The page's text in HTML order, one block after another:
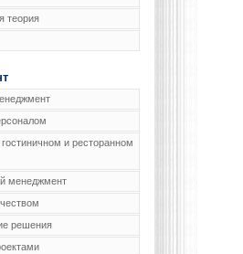
теория
и ресторанном
менеджмент
решения